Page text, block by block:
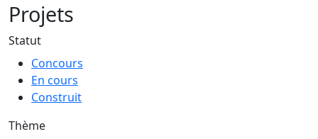
Projets
Statut
Concours
En cours
Construit
Thème